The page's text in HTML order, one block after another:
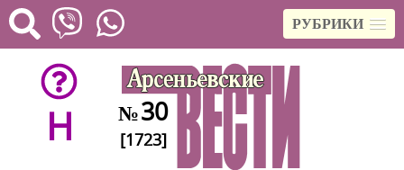
РУБРИКИ
H №30
[1723]